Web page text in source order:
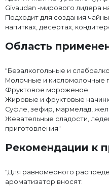
Givaudan -мирового лидера
Подходит для создания
напитках, десертах,
Область
"Безалкогольные и
Молочные и кисломолочные
Фруктовое мороженое
Жировые и фруктовые
Суфле, зефир, мармелад,
Жевательные сладости,
приготовления"
Рекомендации к
"Для равномерного
ароматизатор вносят: